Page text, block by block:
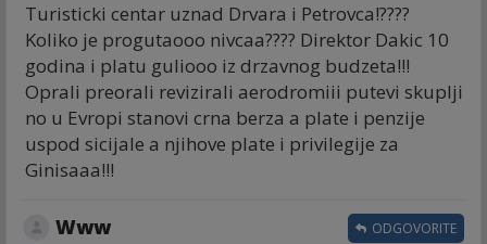
Turisticki centar uznad Drvara i Petrovca!????
Koliko je progutaooo nivcaa???? Direktor Dakic 10
godina i platu guliooo iz drzavnog budzeta!!!
Oprali preorali revizirali aerodromiii putevi skuplji
no u Evropi stanovi crna berza a plate i penzije
uspod sicijale a njihove plate i privilegije za
Ginisaaa!!!
Www ODGOVORITE